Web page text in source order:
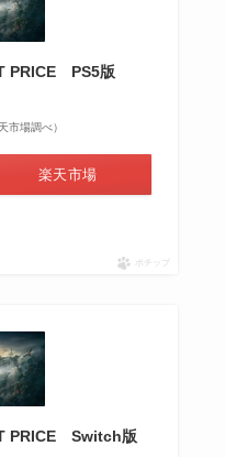
PRICE PS5版
市場調べ）
楽天市場
ポチップ
PRICE Switch版